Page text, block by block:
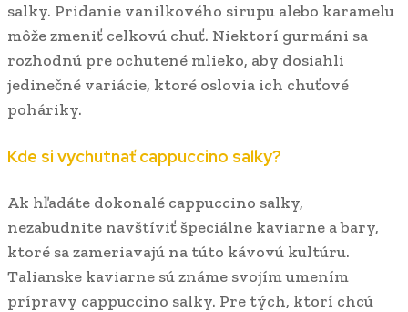
salky. Pridanie vanilkového sirupu alebo karamelu
môže zmeniť celkovú chuť. Niektorí gurmáni sa
rozhodnú pre ochutené mlieko, aby dosiahli
jedinečné variácie, ktoré oslovia ich chuťové
poháriky.
Kde si vychutnať cappuccino salky?
Ak hľadáte dokonalé cappuccino salky,
nezabudnite navštíviť špeciálne kaviarne a bary,
ktoré sa zameriavajú na túto kávovú kultúru.
Talianske kaviarne sú známe svojím umením
prípravy cappuccino salky. Pre tých, ktorí chcú